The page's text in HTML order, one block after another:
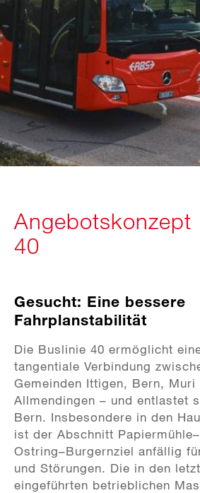
Angebotskonzept
40
Gesucht: Eine bessere
Fahrplanstabilität
Die Buslinie 40 ermöglicht
tangentiale Verbindung
Gemeinden Ittigen, Bern, Muri
Allmendingen – und entlastet
Bern. Insbesondere in den
ist der Abschnitt
Ostring–Burgernziel anfällig
und Störungen. Die in den
eingeführten betrieblichen